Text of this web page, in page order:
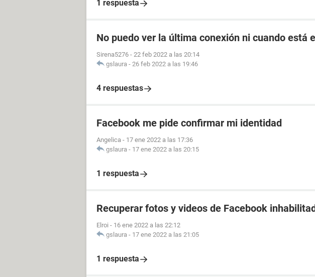
1 respuesta
No puedo ver la última conexión ni cuando está
Sirena5276 - 22 feb 2022 a las 20:14
gslaura - 26 feb 2022 a las 19:46
4 respuestas
Facebook me pide confirmar mi identidad
Angelica - 17 ene 2022 a las 17:36
gslaura - 17 ene 2022 a las 20:15
1 respuesta
Recuperar fotos y videos de Facebook
Elroi - 16 ene 2022 a las 22:12
gslaura - 17 ene 2022 a las 21:05
1 respuesta